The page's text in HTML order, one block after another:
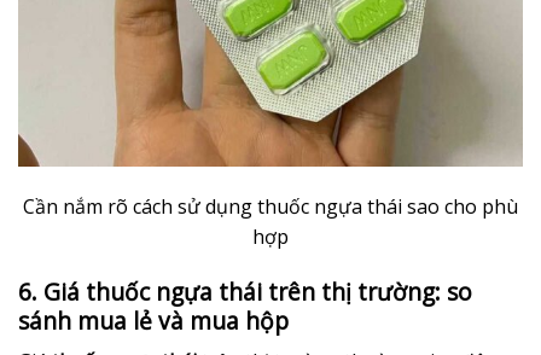
Cần nắm rõ cách sử dụng thuốc ngựa thái sao cho phù
hợp
6. Giá thuốc ngựa thái trên thị trường: so
sánh mua lẻ và mua hộp